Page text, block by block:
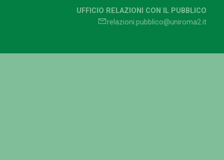
UFFICIO RELAZIONI CON IL PUBBLICO
relazioni.pubblico@uniroma2.it